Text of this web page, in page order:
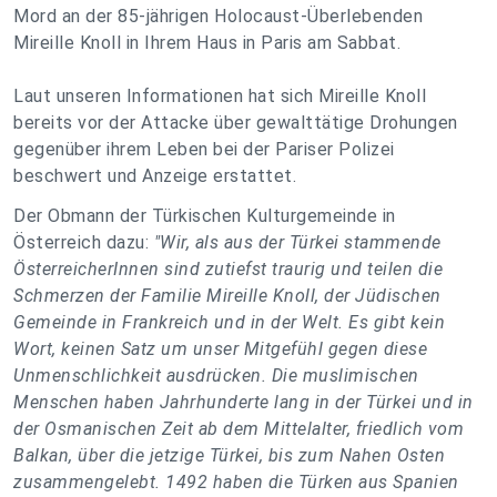
Mord an der 85-jährigen Holocaust-Überlebenden
Mireille Knoll in Ihrem Haus in Paris am Sabbat.
Laut unseren Informationen hat sich Mireille Knoll
bereits vor der Attacke über gewalttätige Drohungen
gegenüber ihrem Leben bei der Pariser Polizei
beschwert und Anzeige erstattet.
Der Obmann der Türkischen Kulturgemeinde in
Österreich dazu: "Wir, als aus der Türkei stammende
ÖsterreicherInnen sind zutiefst traurig und teilen die
Schmerzen der Familie Mireille Knoll, der Jüdischen
Gemeinde in Frankreich und in der Welt. Es gibt kein
Wort, keinen Satz um unser Mitgefühl gegen diese
Unmenschlichkeit ausdrücken. Die muslimischen
Menschen haben Jahrhunderte lang in der Türkei und in
der Osmanischen Zeit ab dem Mittelalter, friedlich vom
Balkan, über die jetzige Türkei, bis zum Nahen Osten
zusammengelebt. 1492 haben die Türken aus Spanien